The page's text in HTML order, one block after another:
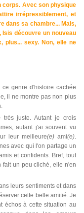
corps. Avec son physique
irrépressiblement, et
dans sa chambre... Mais,
découvre un nouveau
plus... sexy. Non, elle ne
genre d'histoire cachée
il ne montre pas non plus
très juste. Autant je crois
autant j'ai souvent vu
leur meilleure(e) ami(e).
avec qui l'on partage un
et confidents. Bref, tout
fait un peu cliché, elle n'en
leurs sentiments et dans
cette belle amitié. Je
échos à cette situation au